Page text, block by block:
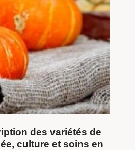
des variétés de
culture et soins en